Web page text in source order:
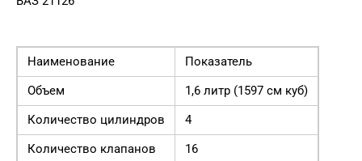
Наименование
Показатель
Объем
1,6 литр (1597 см куб)
Количество цилиндров
4
Количество клапанов
16